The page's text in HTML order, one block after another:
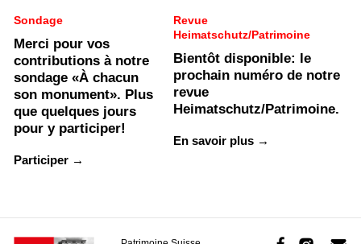
Sondage
Merci pour vos
contributions à notre
sondage «À chacun
son monument». Plus
que quelques jours
pour y participer!
Participer →
Revue
Heimatschutz/Patrimoine
Bientôt disponible: le
prochain numéro de notre
revue
Heimatschutz/Patrimoine.
En savoir plus →